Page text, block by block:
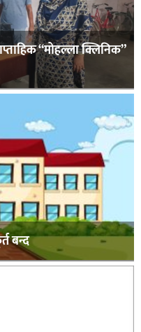
“मोहल्ला क्लिनिक”
बन्द